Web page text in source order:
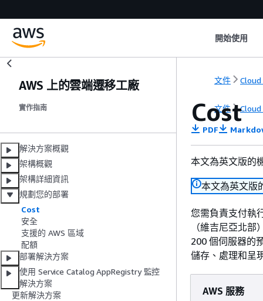
開始使用
AWS 上的雲端遷移工廠
實作指南
解決方案概觀
架構概觀
架構詳細資訊
規劃您的部署
Cost
安全
支援的 AWS 區域
配額
部署解決方案
使用 Service Catalog AppRegistry 監控
解決方案
更新解決方案
文件
文件
Cost
PDF
本文為英文版的
本文為英文版
您需負責支付執
（維吉尼亞北
200 個伺服器的
儲存、處理和呈
AWS 服務